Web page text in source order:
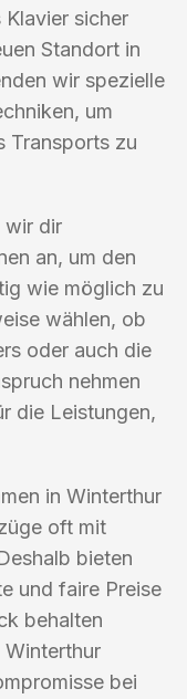
sicher
Standort in
wir spezielle
um
Transports zu
wir dir
an, um den
wie möglich zu
wählen, ob
oder auch die
nehmen
die Leistungen,
in Winterthur
oft mit
bieten
und faire Preise
behalten
bei